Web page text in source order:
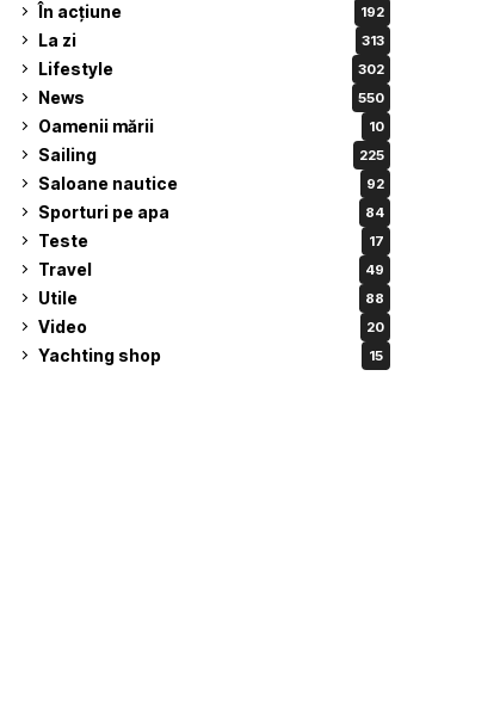
În acțiune 192
La zi 313
Lifestyle 302
News 550
Oamenii mării 10
Sailing 225
Saloane nautice 92
Sporturi pe apa 84
Teste 17
Travel 49
Utile 88
Video 20
Yachting shop 15